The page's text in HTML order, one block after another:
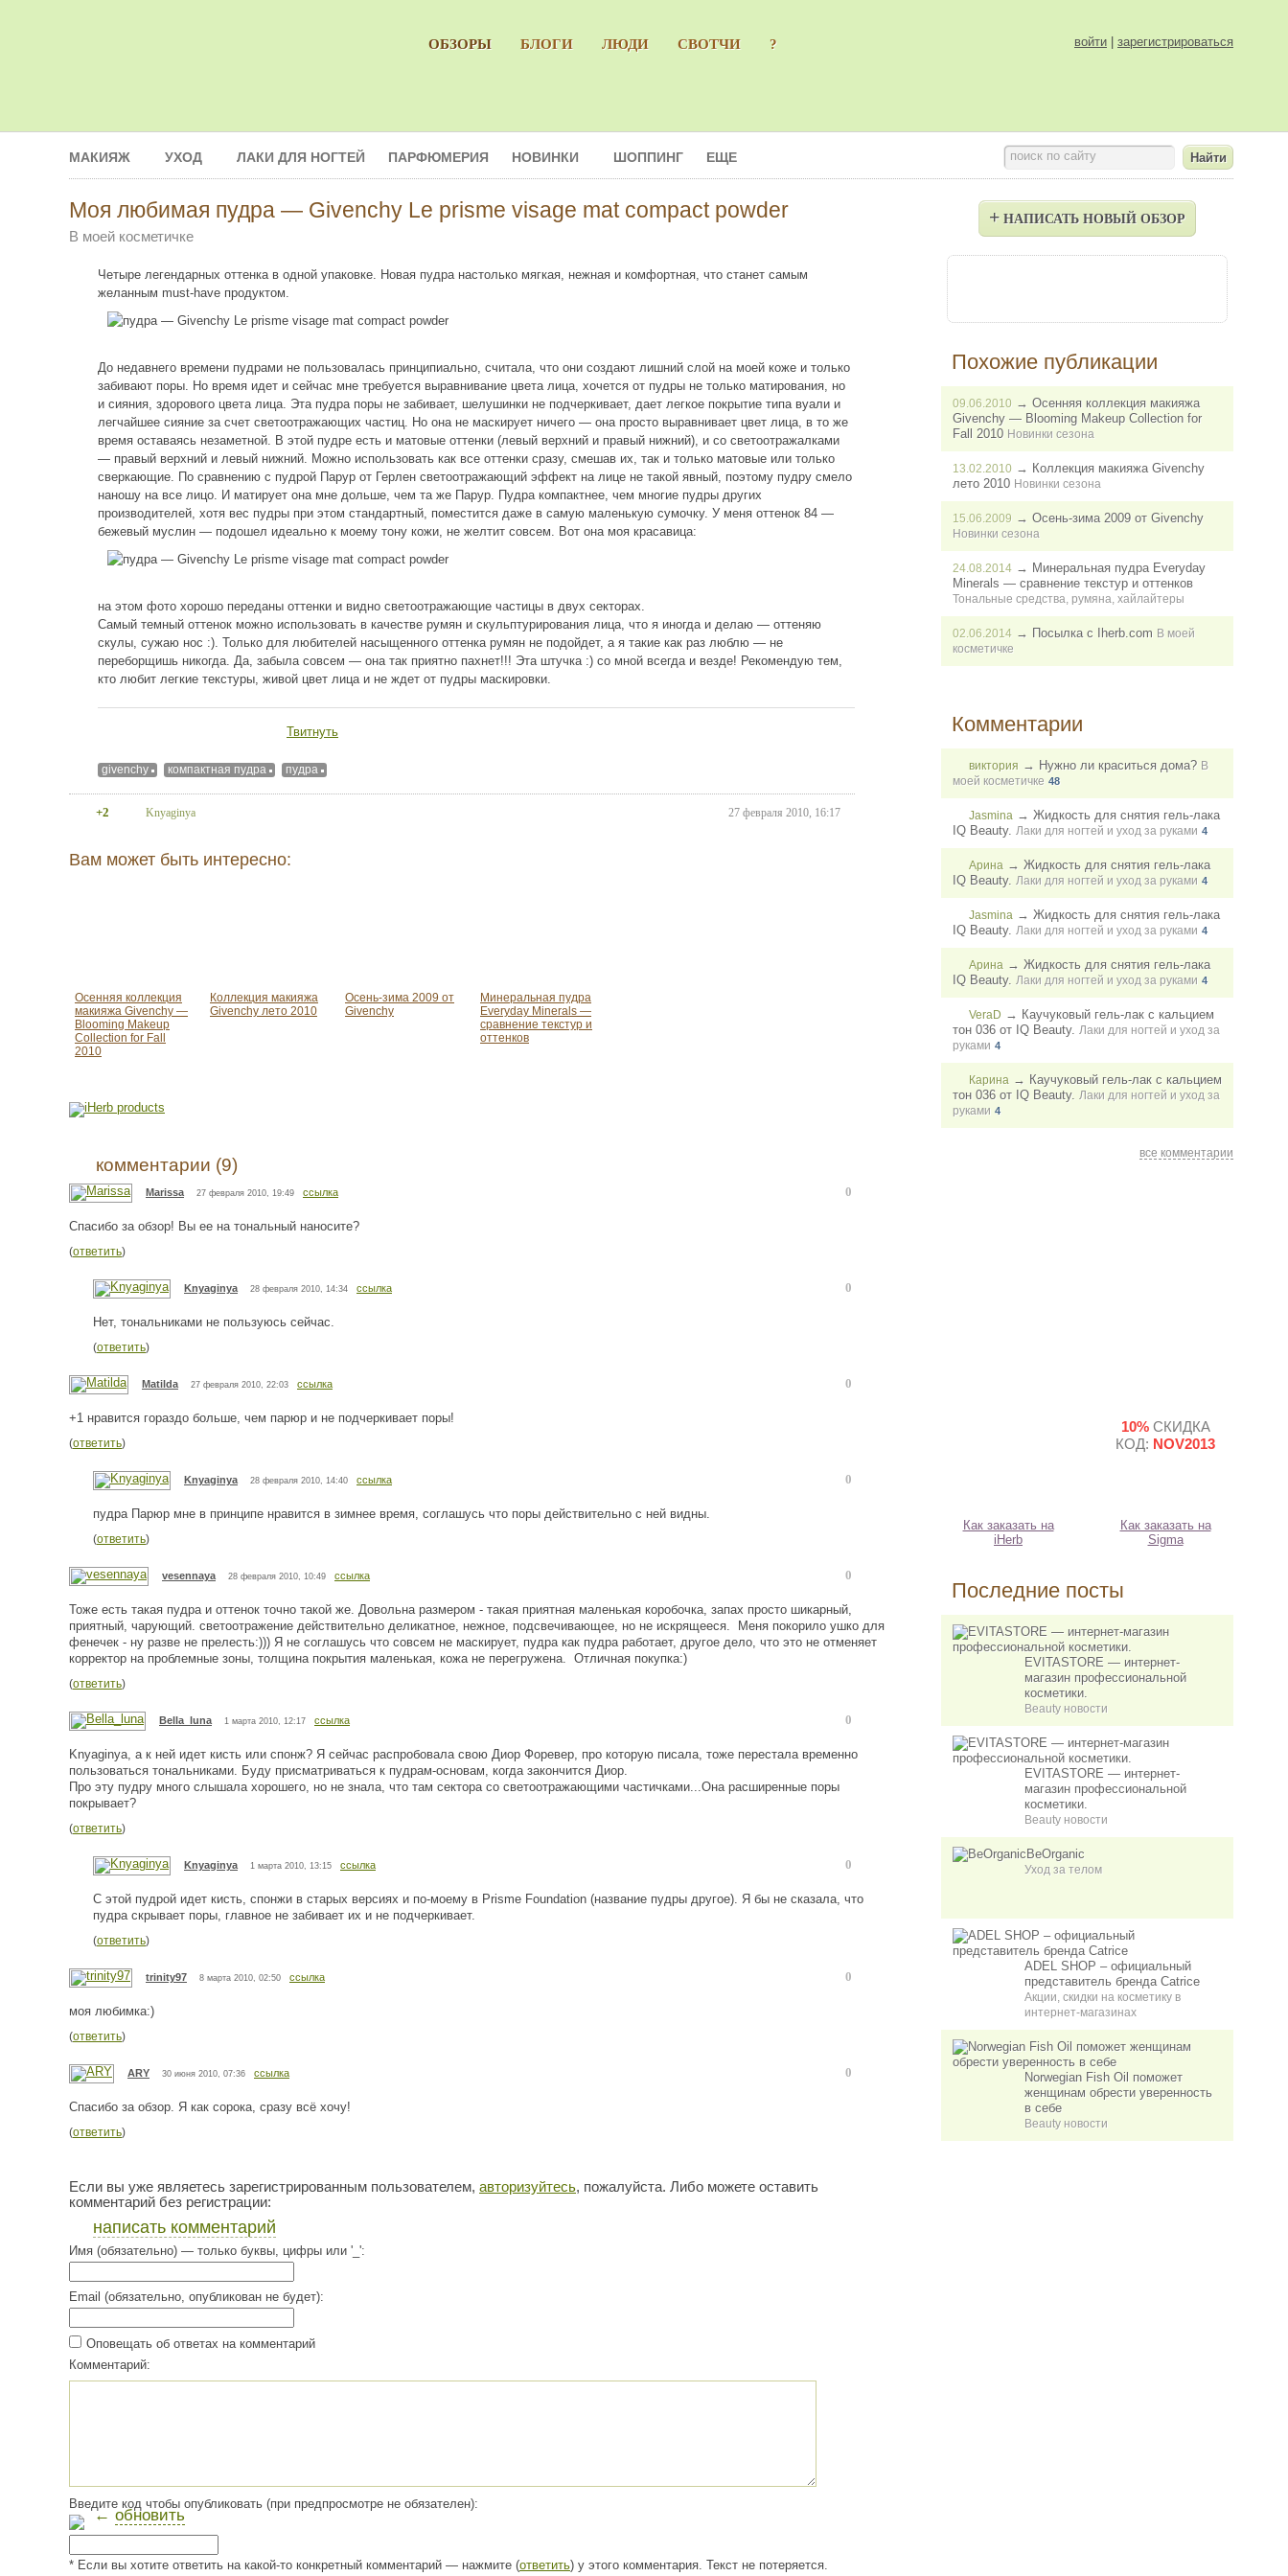
войти зарегистрироваться
ОБЗОРЫ БЛОГИ ЛЮДИ СВОТЧИ ?
поиск по сайту
МАКИЯЖ УХОД ЛАКИ ДЛЯ НОГТЕЙ ПАРФЮМЕРИЯ НОВИНКИ ШОППИНГ ЕЩЕ
Моя любимая пудра — Givenchy Le prisme visage mat compact powder
В моей косметичке
Четыре легендарных оттенка в одной упаковке. Новая пудра настолько мягкая, нежная и комфортная, что станет самым
желанным must-have продуктом.
До недавнего времени пудрами не пользовалась принципиально, считала, что они создают лишний слой на моей коже и только
забивают поры. Но время идет и сейчас мне требуется выравнивание цвета лица, хочется от пудры не только матирования, но
и сияния, здорового цвета лица. Эта пудра поры не забивает, шелушинки не подчеркивает, дает легкое покрытие типа вуали и
легчайшее сияние за счет светоотражающих частиц. Но она не маскирует ничего — она просто выравнивает цвет лица, в то же
время оставаясь незаметной. В этой пудре есть и матовые оттенки (левый верхний и правый нижний), и со светоотражалками
— правый верхний и левый нижний. Можно использовать как все оттенки сразу, смешав их, так и только матовые или только
сверкающие. По сравнению с пудрой Парур от Герлен светоотражающий эффект на лице не такой явный, поэтому пудру смело
наношу на все лицо. И матирует она мне дольше, чем та же Парур. Пудра компактнее, чем многие пудры других
производителей, хотя вес пудры при этом стандартный, поместится даже в самую маленькую сумочку. У меня оттенок 84 —
бежевый муслин — подошел идеально к моему тону кожи, не желтит совсем. Вот она моя красавица:
на этом фото хорошо переданы оттенки и видно светоотражающие частицы в двух секторах.
Самый темный оттенок можно использовать в качестве румян и скульптурирования лица, что я иногда и делаю — оттеняю
скулы, сужаю нос :). Только для любителей насыщенного оттенка румян не подойдет, а я такие как раз люблю — не
переборщишь никогда. Да, забыла совсем — она так приятно пахнет!!! Эта штучка :) со мной всегда и везде! Рекомендую тем,
кто любит легкие текстуры, живой цвет лица и не ждет от пудры маскировки.
Твитнуть
givenchy компактная пудра пудра
27 февраля 2010, 16:17
+2 Knyaginya
Вам может быть интересно:
Осенняя коллекция
макияжа Givenchy —
Blooming Makeup
Collection for Fall
2010
Коллекция макияжа
Givenchy лето 2010
Осень-зима 2009 от
Givenchy
Минеральная пудра
Everyday Minerals —
сравнение текстур и
оттенков
комментарии (9)
0
Marissa 27 февраля 2010, 19:49 ссылка
Спасибо за обзор! Вы ее на тональный наносите?
(ответить)
0
Knyaginya 28 февраля 2010, 14:34 ссылка
Нет, тональниками не пользуюсь сейчас.
(ответить)
0
Matilda 27 февраля 2010, 22:03 ссылка
+1 нравится гораздо больше, чем парюр и не подчеркивает поры!
(ответить)
0
Knyaginya 28 февраля 2010, 14:40 ссылка
пудра Парюр мне в принципе нравится в зимнее время, соглашусь что поры действительно с ней видны.
(ответить)
0
vesennaya 28 февраля 2010, 10:49 ссылка
Тоже есть такая пудра и оттенок точно такой же. Довольна размером - такая приятная маленькая коробочка, запах просто шикарный,
приятный, чарующий. светоотражение действительно деликатное, нежное, подсвечивающее, но не искрящееся. Меня покорило ушко для
фенечек - ну разве не прелесть:))) Я не соглашусь что совсем не маскирует, пудра как пудра работает, другое дело, что это не отменяет
корректор на проблемные зоны, толщина покрытия маленькая, кожа не перегружена. Отличная покупка:)
(ответить)
0
Bella_luna 1 марта 2010, 12:17 ссылка
Knyaginya, а к ней идет кисть или спонж? Я сейчас распробовала свою Диор Форевер, про которую писала, тоже перестала временно
пользоваться тональниками. Буду присматриваться к пудрам-основам, когда закончится Диор.
Про эту пудру много слышала хорошего, но не знала, что там сектора со светоотражающими частичками...Она расширенные поры
покрывает?
(ответить)
0
Knyaginya 1 марта 2010, 13:15 ссылка
С этой пудрой идет кисть, спонжи в старых версиях и по-моему в Prisme Foundation (название пудры другое). Я бы не сказала, что
пудра скрывает поры, главное не забивает их и не подчеркивает.
(ответить)
0
trinity97 8 марта 2010, 02:50 ссылка
моя любимка:)
(ответить)
0
ARY 30 июня 2010, 07:36 ссылка
Спасибо за обзор. Я как сорока, сразу всё хочу!
(ответить)
Если вы уже являетесь зарегистрированным пользователем, авторизуйтесь, пожалуйста. Либо можете оставить
комментарий без регистрации:
написать комментарий
Имя (обязательно) — только буквы, цифры или '_':
Email (обязательно, опубликован не будет):
Оповещать об ответах на комментарий
Комментарий:
Введите код чтобы опубликовать (при предпросмотре не обязателен):
← обновить
* Если вы хотите ответить на какой-то конкретный комментарий — нажмите (ответить) у этого комментария. Текст не потеряется.
+ НАПИСАТЬ НОВЫЙ ОБЗОР
Похожие публикации
09.06.2010 → Осенняя коллекция макияжа
Givenchy — Blooming Makeup Collection for
Fall 2010 Новинки сезона
13.02.2010 → Коллекция макияжа Givenchy
лето 2010 Новинки сезона
15.06.2009 → Осень-зима 2009 от Givenchy
Новинки сезона
24.08.2014 → Минеральная пудра Everyday
Minerals — сравнение текстур и оттенков
Тональные средства, румяна, хайлайтеры
02.06.2014 → Посылка с Iherb.com В моей
косметичке
Комментарии
виктория → Нужно ли краситься дома? В
моей косметичке 48
Jasmina → Жидкость для снятия гель-лака
IQ Beauty. Лаки для ногтей и уход за руками 4
Арина → Жидкость для снятия гель-лака
IQ Beauty. Лаки для ногтей и уход за руками 4
Jasmina → Жидкость для снятия гель-лака
IQ Beauty. Лаки для ногтей и уход за руками 4
Арина → Жидкость для снятия гель-лака
IQ Beauty. Лаки для ногтей и уход за руками 4
VeraD → Каучуковый гель-лак с кальцием
тон 036 от IQ Beauty. Лаки для ногтей и уход за
руками 4
Карина → Каучуковый гель-лак с кальцием
тон 036 от IQ Beauty. Лаки для ногтей и уход за
руками 4
все комментарии
Как заказать на
iHerb
10%СКИДКА
КОД: NOV2013
Как заказать на
Sigma
Последние посты
EVITASTORE — интернет-
магазин профессиональной
косметики.
Beauty новости
EVITASTORE — интернет-
магазин профессиональной
косметики.
Beauty новости
BeOrganic
Уход за телом
ADEL SHOP – официальный
представитель бренда Catrice
Акции, скидки на косметику в
интернет-магазинах
Norwegian Fish Oil поможет
женщинам обрести уверенность
в себе
Beauty новости